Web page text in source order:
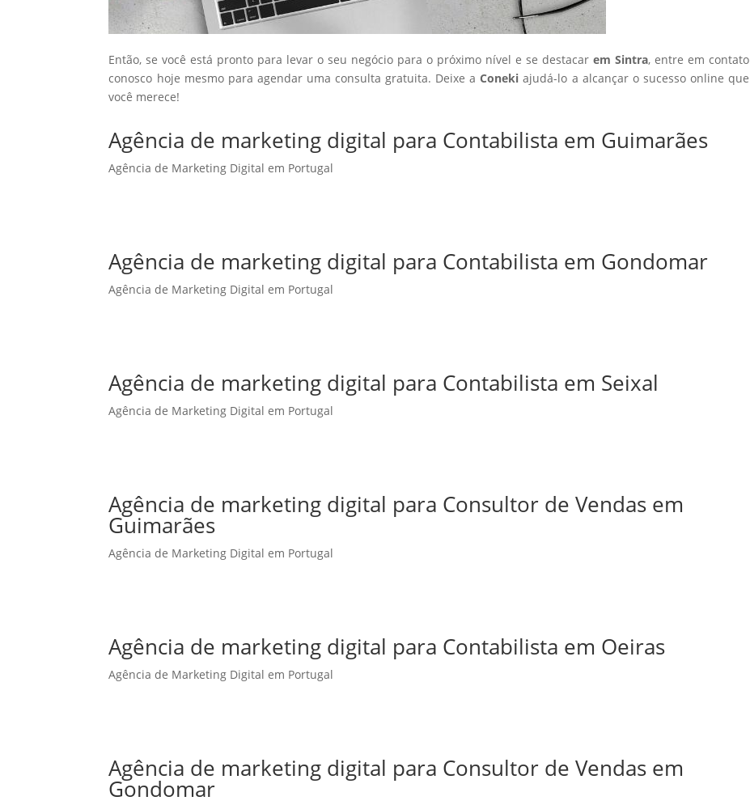
Então, se você está pronto para levar o seu negócio para o próximo nível e se destacarem Sintra, entre em contato
conosco hoje mesmo para agendar uma consulta gratuita. Deixe aConeki ajudá-lo a alcançar o sucesso online que
você merece!
Agência de marketing digital para Contabilista em Guimarães
Agência de Marketing Digital em Portugal
Agência de marketing digital para Contabilista em Gondomar
Agência de Marketing Digital em Portugal
Agência de marketing digital para Contabilista em Seixal
Agência de Marketing Digital em Portugal
Agência de marketing digital para Consultor de Vendas em
Guimarães
Agência de Marketing Digital em Portugal
Agência de marketing digital para Contabilista em Oeiras
Agência de Marketing Digital em Portugal
Agência de marketing digital para Consultor de Vendas em
Gondomar